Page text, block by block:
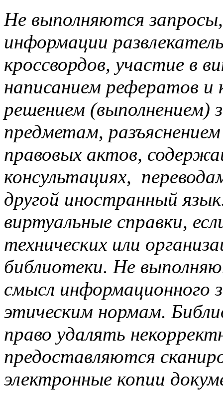
Не выполняются
информации
кроссвордов, участие в
написанием рефератов
решением (выполнением)
предметам,
правовых актов,
консультациях,
другой иностранный
виртуальные справки,
технических или
библиотеки. Не
смысл информационного
этическим нормам.
право удалять
предоставляются
электронные копии